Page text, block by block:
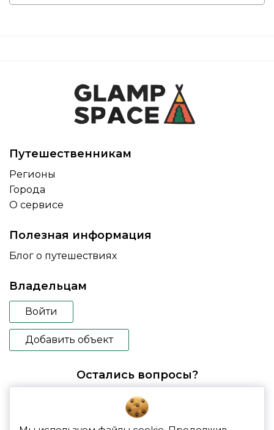
Путешественникам
Регионы
Города
О сервисе
Полезная информация
Блог о путешествиях
Владельцам
Войти
Добавить объект
Остались вопросы?
booking@glampspace.ru